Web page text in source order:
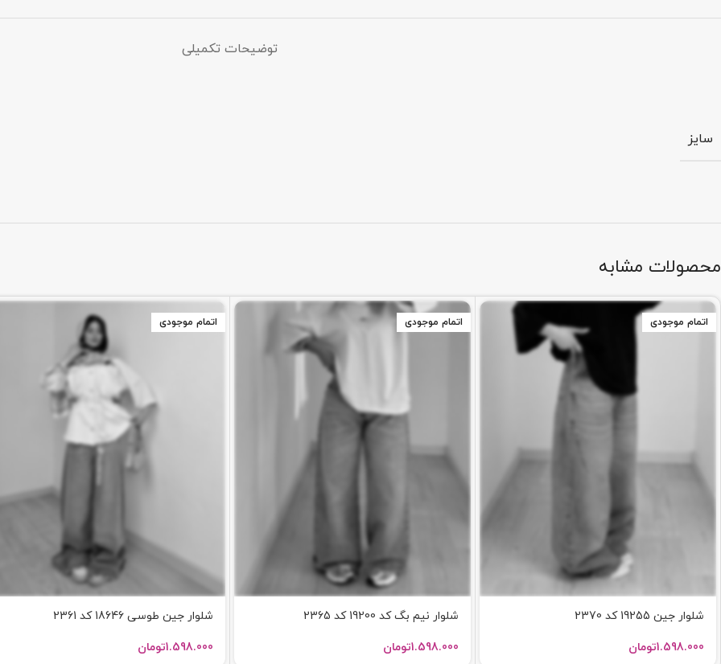
توضیحات تکمیلی
سایز
محصولات مشابه
اتمام موجودی
شلوار جین 19255 کد 2370
1.598.000تومان
اتمام موجودی
شلوار نیم بگ کد 19200 کد 2365
1.598.000تومان
اتمام موجودی
شلوار جین طوسی 18646 کد 2361
1.598.000تومان